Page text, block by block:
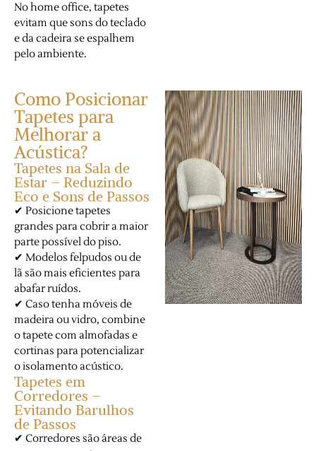
No home office, tapetes
evitam que sons do teclado
e da cadeira se espalhem
pelo ambiente.
Como Posicionar
Tapetes para
Melhorar a
Acústica?
Tapetes na Sala de
Estar – Reduzindo
Eco e Sons de Passos
✔ Posicione tapetes
grandes para cobrir a maior
parte possível do piso.
✔ Modelos felpudos ou de
lã são mais eficientes para
abafar ruídos.
✔ Caso tenha móveis de
madeira ou vidro, combine
o tapete com almofadas e
cortinas para potencializar
o isolamento acústico.
Tapetes em
Corredores –
Evitando Barulhos
de Passos
✔ Corredores são áreas de